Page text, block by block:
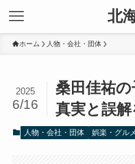
北
ホーム 人物・会社・団体
桑田佳祐の
真実と誤
2025
6/16
人物・会社・団体 娯楽・グルメ